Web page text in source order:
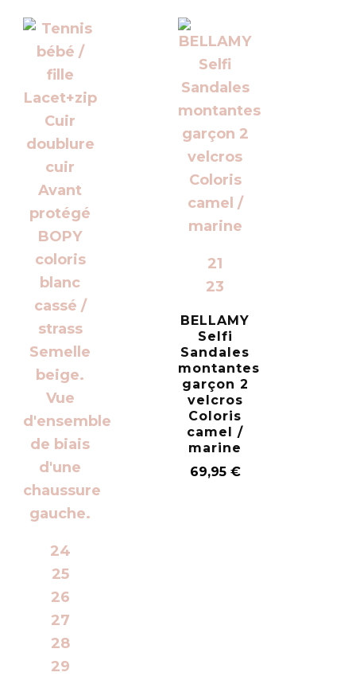
24
25
26
27
28
29
21
23
BELLAMY
Selfi
Sandales
montantes
garçon 2
velcros
Coloris
camel /
marine
69,95 €